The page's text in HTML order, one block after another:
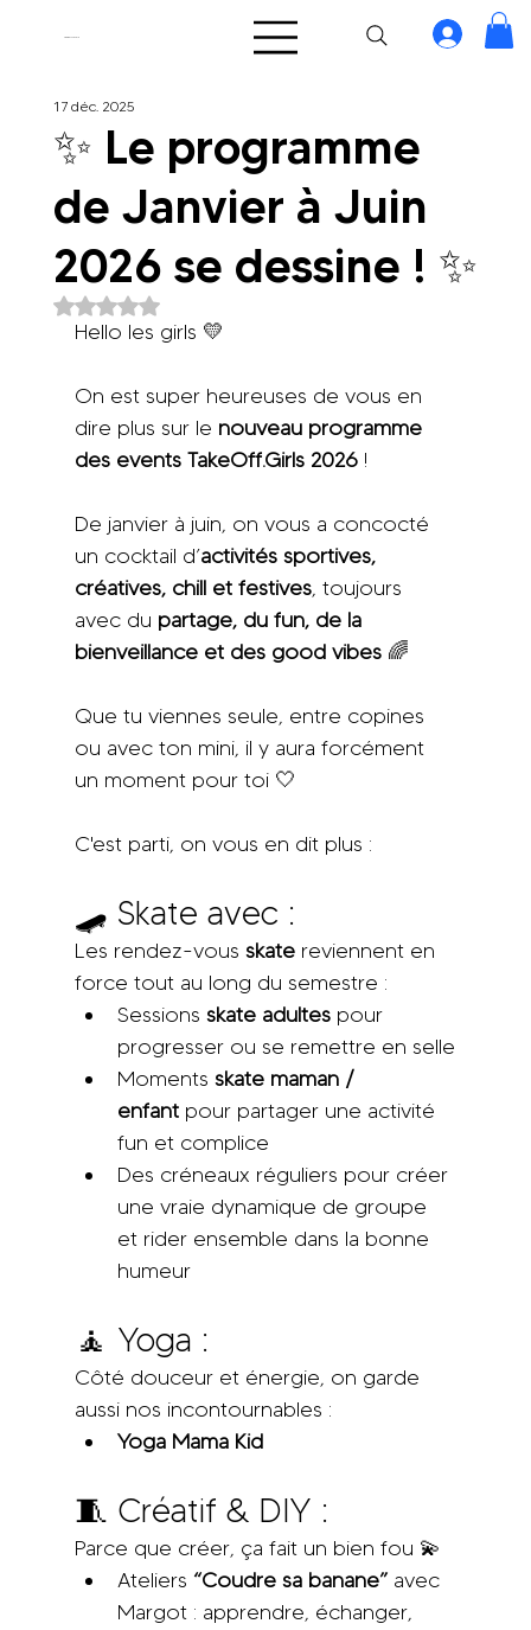
TakeOff.Girls
✨ Le programme
de Janvier à Juin
2026 se dessine ! ✨
17 déc. 2025
Noté NaN étoiles sur 5.
Hello les girls 💛
On est super heureuses de vous en
dire plus sur le nouveau programme
des events TakeOff.Girls 2026 !
De janvier à juin, on vous a concocté
un cocktail d’activités sportives,
créatives, chill et festives, toujours
avec du partage, du fun, de la
bienveillance et des good vibes 🌈
Que tu viennes seule, entre copines
ou avec ton mini, il y aura forcément
un moment pour toi 🤍
C'est parti, on vous en dit plus :
🛹 Skate avec :
Les rendez-vous skate reviennent en
force tout au long du semestre :
Sessions skate adultes pour
progresser ou se remettre en selle
Moments skate maman /
enfant pour partager une activité
fun et complice
Des créneaux réguliers pour créer
une vraie dynamique de groupe
et rider ensemble dans la bonne
humeur
🧘 Yoga :
Côté douceur et énergie, on garde
aussi nos incontournables :
Yoga Mama Kid
🧵 Créatif & DIY :
Parce que créer, ça fait un bien fou 💫
Ateliers “Coudre sa banane” avec
Margot : apprendre, échanger,